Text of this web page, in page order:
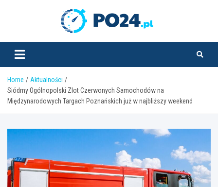
Home
Aktualności
Siódmy Ogólnopolski Zlot Czerwonych Samochodów na
Międzynarodowych Targach Poznańskich już w najbliższy weekend